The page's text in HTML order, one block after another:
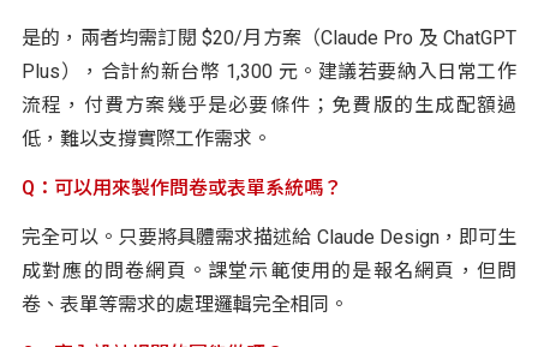
是的，兩者均需訂閱 $20/月方案（Claude Pro 及 ChatGPT
Plus），合計約新台幣 1,300 元。建議若要納入日常工作
流程，付費方案幾乎是必要條件；免費版的生成配額過
低，難以支撐實際工作需求。
Q：可以用來製作問卷或表單系統嗎？
完全可以。只要將具體需求描述給 Claude Design，即可生
成對應的問卷網頁。課堂示範使用的是報名網頁，但問
卷、表單等需求的處理邏輯完全相同。